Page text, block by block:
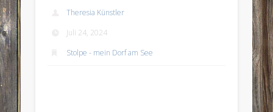
Theresia Künstler
Juli 24, 2024
Stolpe - mein Dorf am See